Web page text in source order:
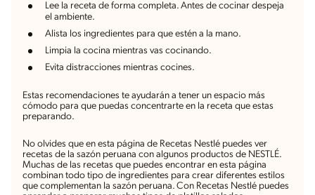
Lee la receta de forma completa. Antes de cocinar despeja
el ambiente.
Alista los ingredientes para que estén a la mano.
Limpia la cocina mientras vas cocinando.
Evita distracciones mientras cocines.
Estas recomendaciones te ayudarán a tener un espacio más
cómodo para que puedas concentrarte en la receta que estas
preparando.
No olvides que en esta página de Recetas Nestlé puedes ver
recetas de la sazón peruana con algunos productos de NESTLÉ.
Muchas de las recetas que puedes encontrar en esta página
combinan todo tipo de ingredientes para crear diferentes estilos
que complementan la sazón peruana. Con Recetas Nestlé puedes